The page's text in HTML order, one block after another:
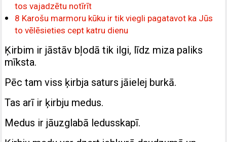
tos vajadzētu notīrīt
8 Karošu marmoru kūku ir tik viegli pagatavot ka Jūs
to vēlēsieties cept katru dienu
Ķirbim ir jāstāv bļodā tik ilgi, līdz miza paliks
mīksta.
Pēc tam viss ķirbja saturs jāielej burkā.
Tas arī ir ķirbju medus.
Medus ir jāuzglabā ledusskapī.